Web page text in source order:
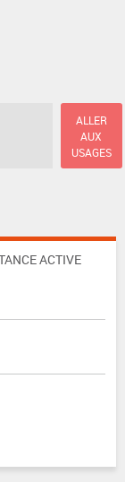
ALLER
AUX
USAGES
ACTIVE